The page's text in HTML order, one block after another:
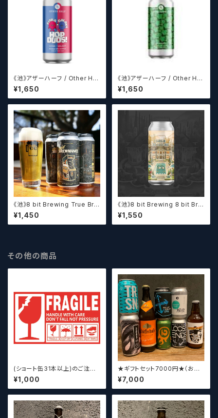
《池》アザーハーフ / Other Hal
f Brewing Hop Duos! - Citr
a + Galaxy 【クラフトビールシ
ザーズ】
¥1,650
《池》アザーハーフ / Other Hal
f Brewing Dank Ivy【クラフト
ビールシザーズ】
¥1,650
《池》8 bit Brewing True Bre
wmance (473ml) / トゥルー
ブルーマンス【クラフトビール】
¥1,450
《池》8 bit Brewing 8 bit Bre
wing Chateau De La Dank
WC DIPA (473ml) / シャトー・
ド・ラ・ダンク【クラフトビール】
¥1,550
その他の商品
(ショート缶31本以上)のご注文
の場合いこちらをご購入くださ
い。 【クラフトビール】
¥1,000
★ギフトセット7000円★（お好
みに合わせて5～8本チョイスさ
せていただきます）【クラフトビー
ル】
¥7,000